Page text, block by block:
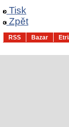
Tisk
Zpět
RSS Bazar